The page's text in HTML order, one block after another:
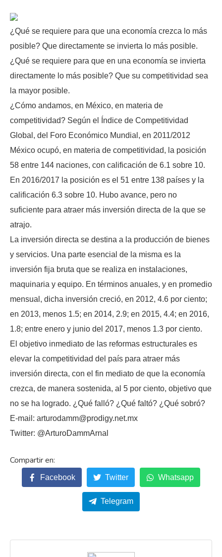
¿Qué se requiere para que una economía crezca lo más
posible? Que directamente se invierta lo más posible.
¿Qué se requiere para que en una economía se invierta
directamente lo más posible? Que su competitividad sea
la mayor posible.
¿Cómo andamos, en México, en materia de
competitividad? Según el Índice de Competitividad
Global, del Foro Económico Mundial, en 2011/2012
México ocupó, en materia de competitividad, la posición
58 entre 144 naciones, con calificación de 6.1 sobre 10.
En 2016/2017 la posición es el 51 entre 138 países y la
calificación 6.3 sobre 10. Hubo avance, pero no
suficiente para atraer más inversión directa de la que se
atrajo.
La inversión directa se destina a la producción de bienes
y servicios. Una parte esencial de la misma es la
inversión fija bruta que se realiza en instalaciones,
maquinaria y equipo. En términos anuales, y en promedio
mensual, dicha inversión creció, en 2012, 4.6 por ciento;
en 2013, menos 1.5; en 2014, 2.9; en 2015, 4.4; en 2016,
1.8; entre enero y junio del 2017, menos 1.3 por ciento.
El objetivo inmediato de las reformas estructurales es
elevar la competitividad del país para atraer más
inversión directa, con el fin mediato de que la economía
crezca, de manera sostenida, al 5 por ciento, objetivo que
no se ha logrado. ¿Qué falló? ¿Qué faltó? ¿Qué sobró?
E-mail: arturodamm@prodigy.net.mx
Twitter: @ArturoDammArnal
Facebook Twitter Whatsapp
Telegram